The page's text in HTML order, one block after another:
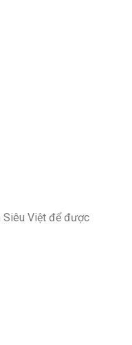
Siêu Việt để được